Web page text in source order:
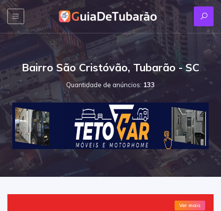
Bairro São Cristóvão, Tubarão - SC
Quantidade de anúncios: 133
Ver mais